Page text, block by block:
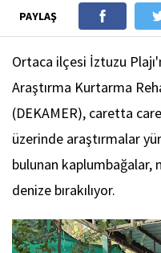
PAYLAŞ
Ortaca ilçesi İztuzu
Araştırma Kurtarma
(DEKAMER), caretta
üzerinde araştırmalar
bulunan
denize bırakılıyor.